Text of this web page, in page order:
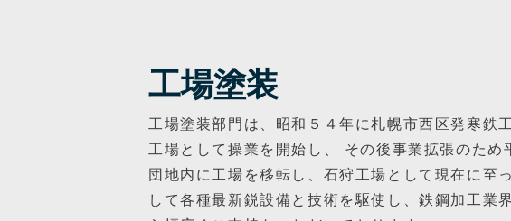
工場塗装
工場塗装部門は、昭和５４年に札幌市西区発寒鉄
工場として操業を開始し、 その後事業拡張のた
団地内に工場を移転し、石狩工場として現在に至
して各種最新鋭設備と技術を駆使し、鉄鋼加工業